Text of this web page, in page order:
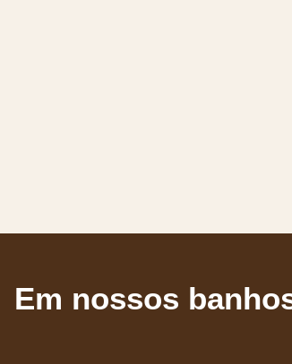
Em nossos